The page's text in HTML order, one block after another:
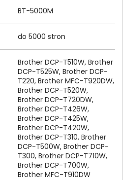
BT-5000M
do 5000 stron
Brother DCP-T510W, Brother
DCP-T525W, Brother DCP-
T220, Brother MFC-T920DW,
Brother DCP-T520W,
Brother DCP-T720DW,
Brother DCP-T426W,
Brother DCP-T425W,
Brother DCP-T420W,
Brother DCP-T310, Brother
DCP-T500W, Brother DCP-
T300, Brother DCP-T710W,
Brother DCP-T700W,
Brother MFC-T910DW